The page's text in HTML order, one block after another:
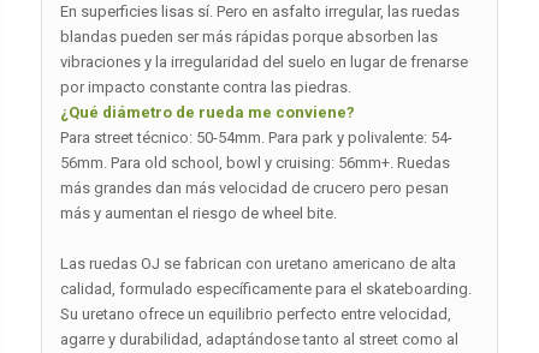
En superficies lisas sí. Pero en asfalto irregular, las ruedas
blandas pueden ser más rápidas porque absorben las
vibraciones y la irregularidad del suelo en lugar de frenarse
por impacto constante contra las piedras.
¿Qué diámetro de rueda me conviene?
Para street técnico: 50-54mm. Para park y polivalente: 54-
56mm. Para old school, bowl y cruising: 56mm+. Ruedas
más grandes dan más velocidad de crucero pero pesan
más y aumentan el riesgo de wheel bite.
Las ruedas OJ se fabrican con uretano americano de alta
calidad, formulado específicamente para el skateboarding.
Su uretano ofrece un equilibrio perfecto entre velocidad,
agarre y durabilidad, adaptándose tanto al street como al